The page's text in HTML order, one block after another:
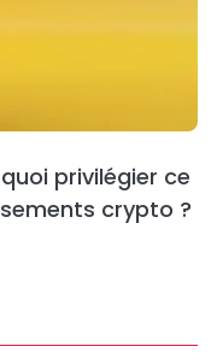
privilégier ce
crypto ?